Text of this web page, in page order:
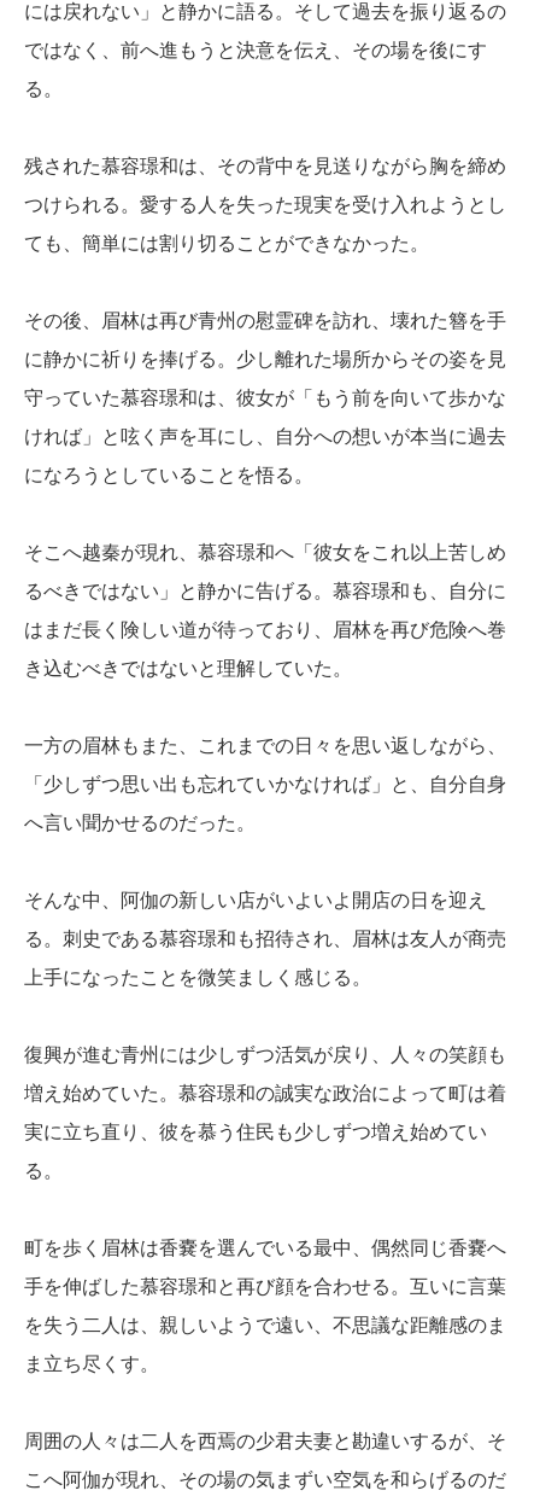
には戻れない」と静かに語る。そして過去を振り返るの
ではなく、前へ進もうと決意を伝え、その場を後にす
る。
残された慕容璟和は、その背中を見送りながら胸を締め
つけられる。愛する人を失った現実を受け入れようとし
ても、簡単には割り切ることができなかった。
その後、眉林は再び青州の慰霊碑を訪れ、壊れた簪を手
に静かに祈りを捧げる。少し離れた場所からその姿を見
守っていた慕容璟和は、彼女が「もう前を向いて歩かな
ければ」と呟く声を耳にし、自分への想いが本当に過去
になろうとしていることを悟る。
そこへ越秦が現れ、慕容璟和へ「彼女をこれ以上苦しめ
るべきではない」と静かに告げる。慕容璟和も、自分に
はまだ長く険しい道が待っており、眉林を再び危険へ巻
き込むべきではないと理解していた。
一方の眉林もまた、これまでの日々を思い返しながら、
「少しずつ思い出も忘れていかなければ」と、自分自身
へ言い聞かせるのだった。
そんな中、阿伽の新しい店がいよいよ開店の日を迎え
る。刺史である慕容璟和も招待され、眉林は友人が商売
上手になったことを微笑ましく感じる。
復興が進む青州には少しずつ活気が戻り、人々の笑顔も
増え始めていた。慕容璟和の誠実な政治によって町は着
実に立ち直り、彼を慕う住民も少しずつ増え始めてい
る。
町を歩く眉林は香嚢を選んでいる最中、偶然同じ香嚢へ
手を伸ばした慕容璟和と再び顔を合わせる。互いに言葉
を失う二人は、親しいようで遠い、不思議な距離感のま
ま立ち尽くす。
周囲の人々は二人を西焉の少君夫妻と勘違いするが、そ
こへ阿伽が現れ、その場の気まずい空気を和らげるのだ